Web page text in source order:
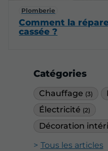
Catégories
Chauffage (3)
Électricité (2)
Décoration
Tous les articles
Plomberie
Comment la
cassée ?